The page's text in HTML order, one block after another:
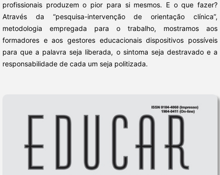
profissionais produzem o pior para si mesmos. E o que fazer?
Através da “pesquisa-intervenção de orientação clínica”,
metodologia empregada para o trabalho, mostramos aos
formadores e aos gestores educacionais dispositivos possíveis
para que a palavra seja liberada, o sintoma seja destravado e a
responsabilidade de cada um seja politizada.